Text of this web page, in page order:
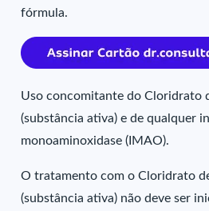
fórmula.
Uso concomitante do Cloridrato
(substância ativa) e de qualquer
monoaminoxidase (IMAO).
O tratamento com o Cloridrato
(substância ativa) não deve ser